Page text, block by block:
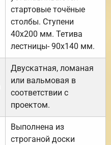
стартовые точёные
столбы. Ступени
40х200 мм. Тетива
лестницы- 90х140 мм.
Двускатная, ломаная
или вальмовая в
соответствии с
проектом.
Выполнена из
строганой доски